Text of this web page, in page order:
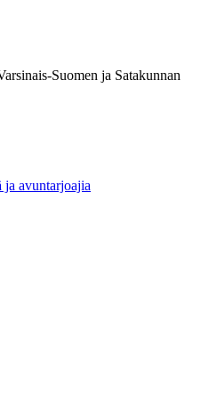
Suomen ja Satakunnan
avuntarjoajia